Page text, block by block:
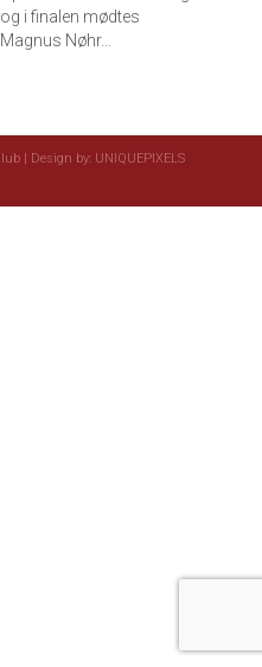
i finalen mødtes
Nøhr…
| Design by: UNIQUEPIXELS